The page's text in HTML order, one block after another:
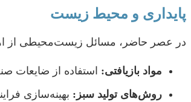
پایداری و محیط زیست
در عصر حاضر، مسائل زیست‌محیطی از
مواد بازیافتی: استفاده از ضایعات
روش‌های تولید سبز: بهینه‌سازی